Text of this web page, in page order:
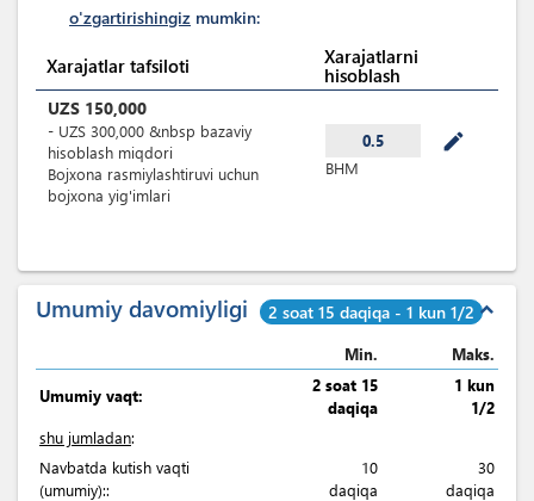
o'zgartirishingiz mumkin:
Xarajatlar tafsiloti
Xarajatlarni
hisoblash
UZS 150,000
- UZS 300,000 &nbsp bazaviy
hisoblash miqdori
Bojxona rasmiylashtiruvi uchun
bojxona yig'imlari
0.5 mode_edit
BHM
Umumiy davomiyligi 2 soat 15 daqiqa - 1 kun 1/2 expand_less
Min. Maks.
Umumiy vaqt:
2 soat 15
daqiqa
1 kun
1/2
shu jumladan:
Navbatda kutish vaqti
(umumiy)::
10
daqiqa
30
daqiqa